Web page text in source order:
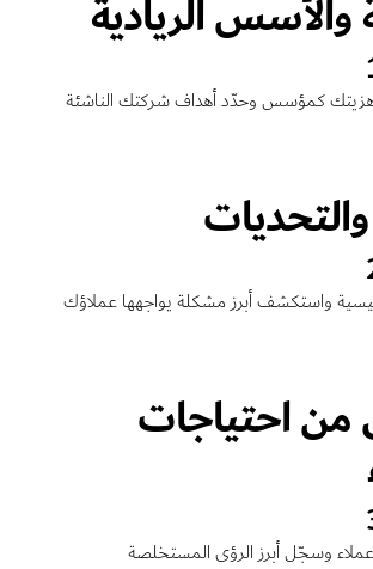
والأسس الريادية
كمؤسس وحدّد أهداف شركتك الناشئة
والتحديات
واستكشف أبرز مشكلة يواجهها عملاؤك
من احتياجات